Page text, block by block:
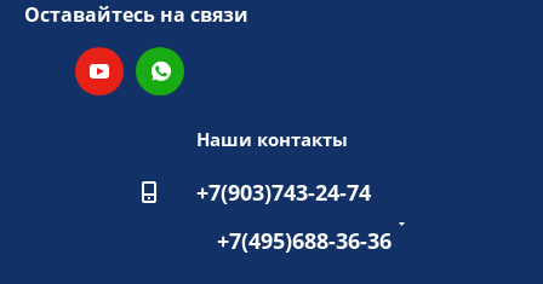
Оставайтесь на связи
Наши контакты
+7(903)743-24-74
+7(495)688-36-36